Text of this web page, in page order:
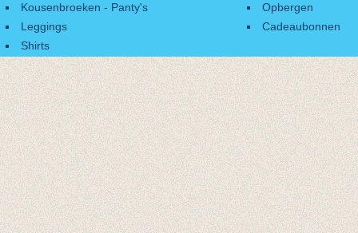
Kousenbroeken - Panty's
Leggings
Shirts
Opbergen
Cadeaubonnen